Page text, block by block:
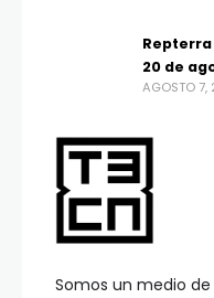
Somos un medio
Repterra
20 de
AGOSTO